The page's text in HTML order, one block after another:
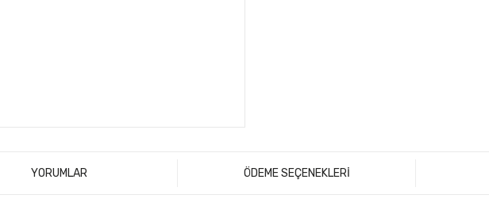
YORUMLAR ÖDEME SEÇENEKLERİ